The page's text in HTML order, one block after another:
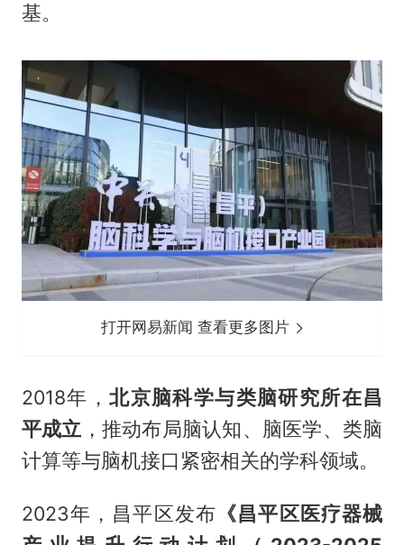
基。
打开网易新闻 查看更多图片
2018年，北京脑科学与类脑研究所在昌
平成立 ，推动布局脑认知、脑医学、类脑
计算等与脑机接口紧密相关的学科领域。
2023年，昌平区发布 《昌平区医疗器械